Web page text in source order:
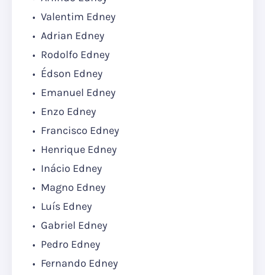
Valentim Edney
Adrian Edney
Rodolfo Edney
Édson Edney
Emanuel Edney
Enzo Edney
Francisco Edney
Henrique Edney
Inácio Edney
Magno Edney
Luís Edney
Gabriel Edney
Pedro Edney
Fernando Edney